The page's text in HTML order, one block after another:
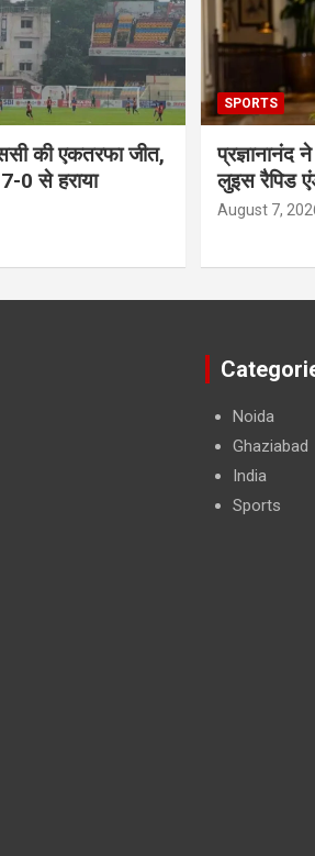
की एकतरफा जीत,
0 से हराया
SPORTS
प्रज्ञानानंद
लुइस रैपिड
August 7,
Noida
Ghaziabad
India
Sports